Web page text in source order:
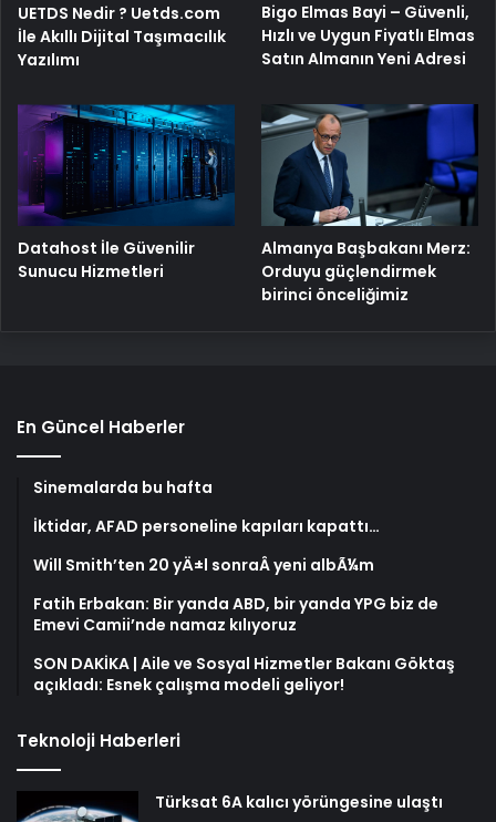
UETDS Nedir ? Uetds.com
İle Akıllı Dijital Taşımacılık
Yazılımı
Bigo Elmas Bayi – Güvenli,
Hızlı ve Uygun Fiyatlı Elmas
Satın Almanın Yeni Adresi
Datahost İle Güvenilir
Sunucu Hizmetleri
Almanya Başbakanı Merz:
Orduyu güçlendirmek
birinci önceliğimiz
En Güncel Haberler
Sinemalarda bu hafta
İktidar, AFAD personeline kapıları kapattı…
Will Smith’ten 20 yÄ±l sonraÂ yeni albÃ¼m
Fatih Erbakan: Bir yanda ABD, bir yanda YPG biz de
Emevi Camii’nde namaz kılıyoruz
SON DAKİKA | Aile ve Sosyal Hizmetler Bakanı Göktaş
açıkladı: Esnek çalışma modeli geliyor!
Teknoloji Haberleri
Türksat 6A kalıcı yörüngesine ulaştı